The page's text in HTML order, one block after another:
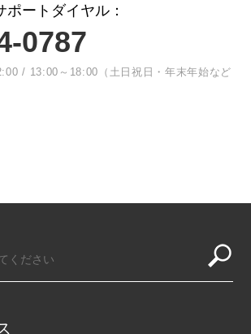
ートダイヤル：
0787
/ 13:00～18:00（土日祝日・年末年始など